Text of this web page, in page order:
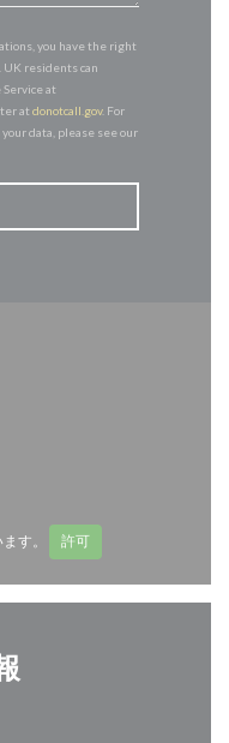
you have the right
residents can
at
at donotcall.gov. For
data, please see our
す。 許可